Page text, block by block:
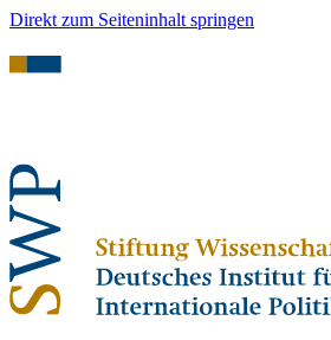
Direkt zum Seiteninhalt springen